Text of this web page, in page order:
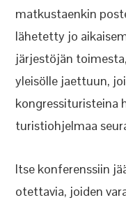
matkustaenkin
lähetetty jo
järjestöjän
yleisölle jaettuun,
kongressituristeina
turistiohjelmaa
Itse konferenssiin
otettavia, joiden